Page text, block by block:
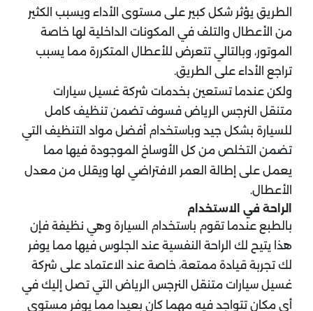
الطريق يؤثر شكل كبير على مستوى الأداء ويسبب الكثير
من الأعطال والتلف في المكونات الداخلية لها خاصة
الموتور، وبالتالي تتعرض للأعطال المتكررة مما يسبب
تراجع الأداء على الطريق.
ولكن عندما تستعين بخدمات شركة غسيل سيارات
متنقل النرجس الرياض فسوف تضمن تنظيف كامل
للسيارة بشكل جيد وباستخدام أفضل مواد التنظيف التي
تضمن التخلص من كل الأوساخ الموجودة فيها مما
يعمل على إطالة العمر الافتراضي لها ويقلل من معدل
الأعطال.
الراحة في الاستخدام
بالطبع عندما تقوم باستخدام السيارة وهي نظيفة فإن
هذا يتيح لك الراحة النفسية عند الجلوس فيها مما يوفر
لك تجربة قيادة ممتعة، خاصة عند الاعتماد على شركة
غسيل سيارات متنقل النرجس الرياض التي تصل إليك في
أي مكان تتواجد فيه مهما كان بعيدا مما يوفر مستوى